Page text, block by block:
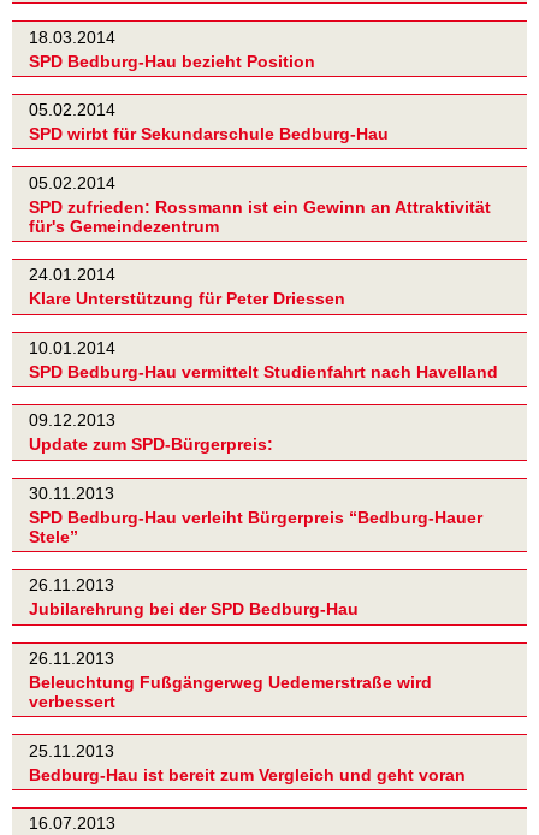
18.03.2014
SPD Bedburg-Hau bezieht Position
05.02.2014
SPD wirbt für Sekundarschule Bedburg-Hau
05.02.2014
SPD zufrieden: Rossmann ist ein Gewinn an Attraktivität
für's Gemeindezentrum
24.01.2014
Klare Unterstützung für Peter Driessen
10.01.2014
SPD Bedburg-Hau vermittelt Studienfahrt nach Havelland
09.12.2013
Update zum SPD-Bürgerpreis:
30.11.2013
SPD Bedburg-Hau verleiht Bürgerpreis “Bedburg-Hauer
Stele”
26.11.2013
Jubilarehrung bei der SPD Bedburg-Hau
26.11.2013
Beleuchtung Fußgängerweg Uedemerstraße wird
verbessert
25.11.2013
Bedburg-Hau ist bereit zum Vergleich und geht voran
16.07.2013